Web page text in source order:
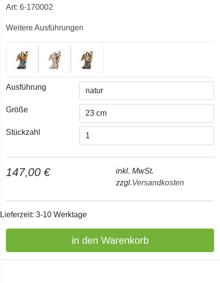
Art: 6-170002
Weitere Ausführungen
Ausführung
Größe
Stückzahl
147,00 €
inkl. MwSt.
zzgl.Versandkosten
Lieferzeit: 3-10 Werktage
in den Warenkorb